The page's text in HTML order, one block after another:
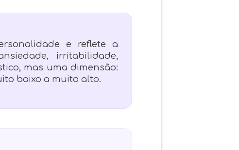
e reflete a
irritabilidade,
mas uma dimensão:
baixo a muito alto.